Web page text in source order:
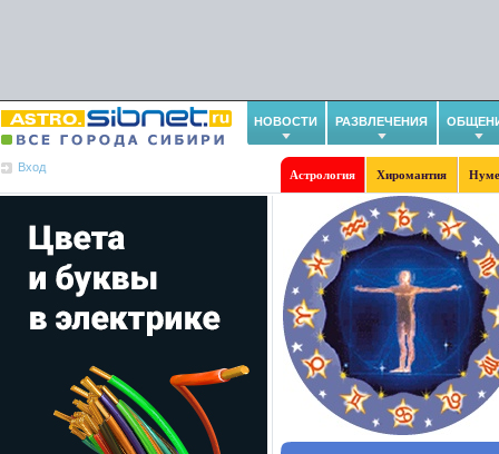
НОВОСТИ РАЗВЛЕЧЕНИЯ
Вход
Астрология Хиромантия